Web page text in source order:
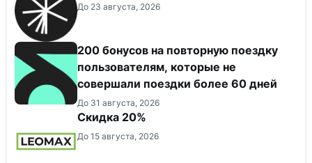
До 23 августа, 2026
200 бонусов на повторную поездку
пользователям, которые не
совершали поездки более 60 дней
До 31 августа, 2026
Скидка 20%
До 15 августа, 2026